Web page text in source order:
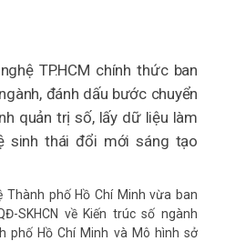
TP.HCM chính thức ban
đánh dấu bước chuyển
quản trị số, lấy dữ liệu làm
sinh thái đổi mới sáng tạo
Thành phố Hồ Chí Minh vừa ban
SKHCN về Kiến trúc số ngành
phố Hồ Chí Minh và Mô hình sở